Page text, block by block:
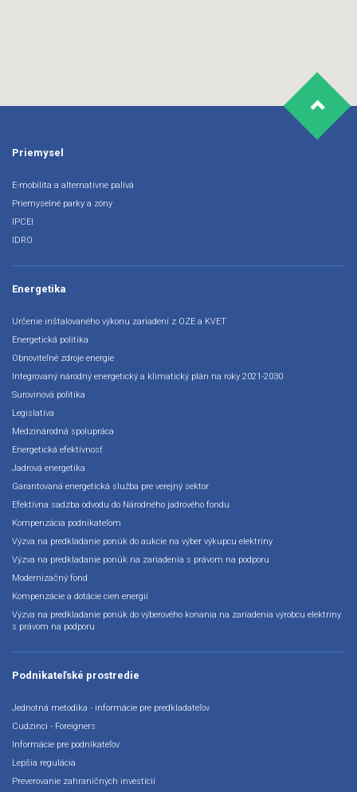
Priemysel
E-mobilita a alternatívne palivá
Priemyselné parky a zóny
IPCEI
IDRO
Energetika
Určenie inštalovaného výkonu zariadení z OZE a KVET
Energetická politika
Obnoviteľné zdroje energie
Integrovaný národný energetický a klimatický plán na roky 2021-2030
Surovinová politika
Legislatíva
Medzinárodná spolupráca
Energetická efektívnosť
Jadrová energetika
Garantovaná energetická služba pre verejný sektor
Efektívna sadzba odvodu do Národného jadrového fondu
Kompenzácia podnikateľom
Výzva na predkladanie ponúk do aukcie na výber výkupcu elektriny
Výzva na predkladanie ponúk na zariadenia s právom na podporu
Modernizačný fond
Kompenzácie a dotácie cien energií
Výzva na predkladanie ponúk do výberového konania na zariadenia výrobcu elektriny
s právom na podporu
Podnikateľské prostredie
Jednotná metodika - informácie pre predkladateľov
Cudzinci - Foreigners
Informácie pre podnikateľov
Lepšia regulácia
Preverovanie zahraničných investícií